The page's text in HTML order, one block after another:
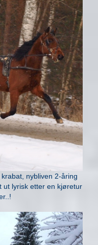
nybliven 2-åring
ut lyrisk etter en kjøretur